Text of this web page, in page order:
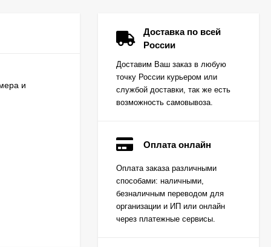
и
Доставка по всей
России
Доставим Ваш заказ в любую
точку России курьером или
службой доставки, так же есть
возможность самовывоза.
Оплата онлайн
Оплата заказа различными
способами: наличными,
безналичным переводом для
организации и ИП или онлайн
через платежные сервисы.
Вкладыш коренной
(0,25) (1шт - 1
половинка) для
двигателей
K15,K21,K25
запросу